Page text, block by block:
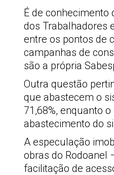
É de conhecimento
dos Trabalhadores
entre os pontos de
campanhas de
são a própria
Outra questão
que abastecem o
71,68%, enquanto
abastecimento do
A especulação
obras do Rodoanel
facilitação de